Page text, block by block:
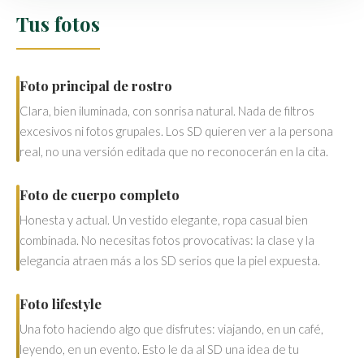
Tus fotos
Foto principal de rostro
Clara, bien iluminada, con sonrisa natural. Nada de filtros
excesivos ni fotos grupales. Los SD quieren ver a la persona
real, no una versión editada que no reconocerán en la cita.
Foto de cuerpo completo
Honesta y actual. Un vestido elegante, ropa casual bien
combinada. No necesitas fotos provocativas: la clase y la
elegancia atraen más a los SD serios que la piel expuesta.
Foto lifestyle
Una foto haciendo algo que disfrutes: viajando, en un café,
leyendo, en un evento. Esto le da al SD una idea de tu